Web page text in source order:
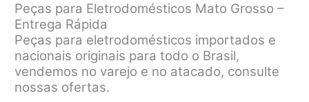
Peças para Eletrodomésticos Mato Grosso –
Entrega Rápida
Peças para eletrodomésticos importados e
nacionais originais para todo o Brasil,
vendemos no varejo e no atacado, consulte
nossas ofertas.